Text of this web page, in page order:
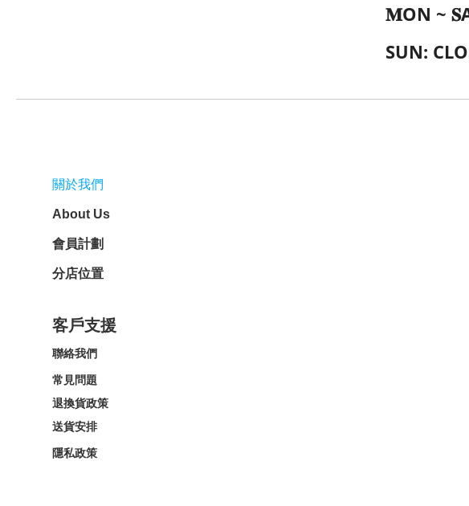
𝐌ON ~
SUN:
關於我們
About Us
會員計劃
分店位置
客戶支援
聯絡我們
常見問題
退換貨政策
送貨安排
隱私政策